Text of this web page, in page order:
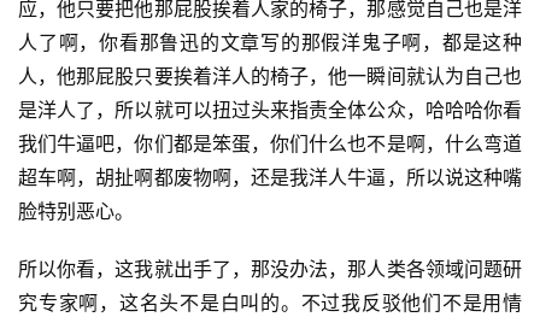
应，他只要把他那屁股挨着人家的椅子，那感觉自己也是洋
人了啊，你看那鲁迅的文章写的那假洋鬼子啊，都是这种
人，他那屁股只要挨着洋人的椅子，他一瞬间就认为自己也
是洋人了，所以就可以扭过头来指责全体公众，哈哈哈你看
我们牛逼吧，你们都是笨蛋，你们什么也不是啊，什么弯道
超车啊，胡扯啊都废物啊，还是我洋人牛逼，所以说这种嘴
脸特别恶心。
所以你看，这我就出手了，那没办法，那人类各领域问题研
究专家啊，这名头不是白叫的。不过我反驳他们不是用情